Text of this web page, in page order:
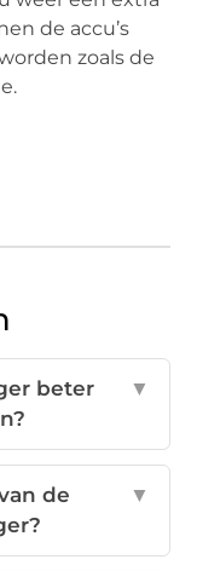
de accu’s
zoals de
beter
▼
de
▼